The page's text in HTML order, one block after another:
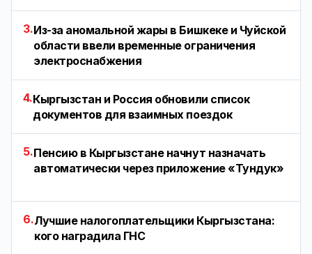
3.Из-за аномальной жары в Бишкеке и Чуйской
области ввели временные ограничения
электроснабжения
4.Кыргызстан и Россия обновили список
документов для взаимных поездок
5.Пенсию в Кыргызстане начнут назначать
автоматически через приложение «Тундук»
6.Лучшие налогоплательщики Кыргызстана:
кого наградила ГНС